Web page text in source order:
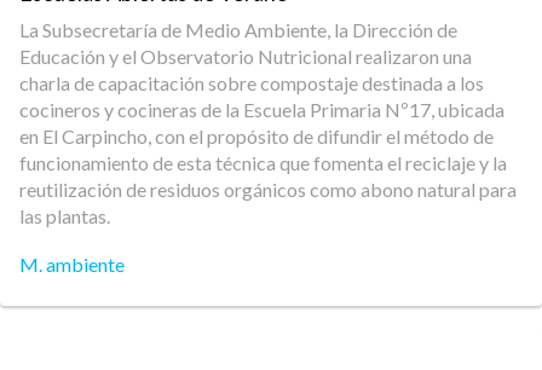
La Subsecretaría de Medio Ambiente, la Dirección de
Educación y el Observatorio Nutricional realizaron una
charla de capacitación sobre compostaje destinada a los
cocineros y cocineras de la Escuela Primaria Nº17, ubicada
en El Carpincho, con el propósito de difundir el método de
funcionamiento de esta técnica que fomenta el reciclaje y la
reutilización de residuos orgánicos como abono natural para
las plantas.
M. ambiente